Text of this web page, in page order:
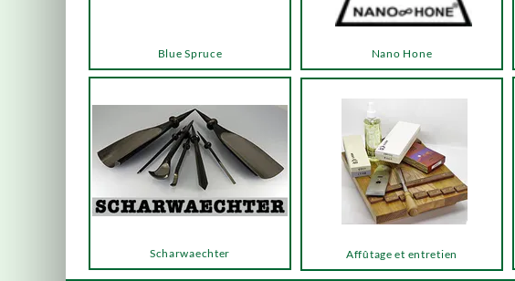
Blue Spruce Nano Hone
Scharwaechter Affûtage et entretien